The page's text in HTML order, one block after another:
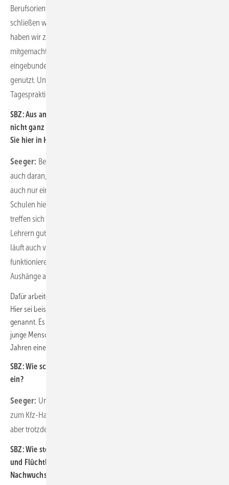
Berufsorientierungslehrern. Der Kontakt ist wirklich sehr eng. Ferner
schließen wir uns auch Aktivitäten der Handwerkskammer an. So
haben wir z. B. bei der integrierten Nachwuchsaktion INA
mitgemacht. Hier ging es um Kurzpraktika. Die Innung war mit
eingebunden, und die Bildungswerkstätten wurden intensiv
genutzt. Unsere über 600 Mitgliedsbetriebe haben sich hier mit
Tagespraktika aktiv eingebracht.
SBZ: Aus anderen Regionen hören wir im ZVSHK zum Teil, dass es
nicht ganz einfach ist, Kontakt zu Schulen zu halten. Wie gehen
Sie hier in Hamburg vor?
Seeger: Bei uns läuft das seit 30 Jahren wirklich gut. Das liegt aber
auch daran, dass wir nur eine Behörde kontaktieren müssen und
auch nur eine SHK-Organisation in Hamburg haben. Und die
Schulen hier haben Interesse an guten Kontakten. Arbeitskreise
treffen sich z. B. regelmäßig, man kennt sich, wir arbeiten mit den
Lehrern gut zusammen, die die Berufsorientierung verantworten. Es
läuft auch viel über die Handwerkskammer. Manche Dinge
funktionieren natürlich auch nicht. So ist es z. B. nicht gestattet,
Aushänge an Schulen zu machen.
Dafür arbeiten wir auch intensiv mit anderen Innungen zusammen.
Hier sei beispielhaft die Aktion „Wenn Handwerk, dann Innung“
genannt. Es gibt hierbei das Angebot von Tagen der offenen Türen für
junge Menschen. Darüber hinaus haben wir schon vor über zehn
Jahren eine Bildungs-GmbH gegründet, um zusätzlich aktiv zu sein.
SBZ: Wie schätzen Sie den Wettbewerb mit anderen Gewerken
ein?
Seeger: Unsere Azubizahlen sind wirklich gut. Aber im Vergleich
zum Kfz-Handwerk werden wir etwas weniger angefragt. Es klappt
aber trotzdem sehr gut.
SBZ: Wie steht die SHK-Innung Hamburg zum Thema Migration
und Flüchtlinge ins Handwerk im Zusammenhang mit der
Nachwuchsgewinnung?